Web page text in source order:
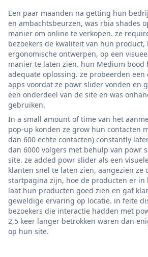
Een paar maanden na getting hun
en ambachtsbeurzen, was rbia shades
manier om online te verkopen. ze
bezoekers de kwaliteit van hun
ergonomische ontwerpen, op een
manier te laten zien. hun Medium bood
adequate oplossing. ze probeerden
apps voordat ze powr slider vonden en
een onderdeel van de site en was
gebruiken.
In a small amount of time van het
pop-up konden ze grow hun contacten
dan 600 echte contacten) constantly
dan 6000 volgers met behulp van powr
site. ze added powr slider als een
klanten snel te laten zien, aangezien ze
startpagina zijn, hoe de producten er
laat hun producten goed zien en gaf
geweldige ervaring op locatie. in feite
bezoekers die interactie hadden met
2,5 keer langer betrokken waren dan
op hun site.